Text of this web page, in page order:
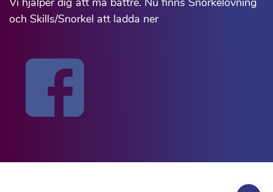
och Skills/Snorkel att ladda ner